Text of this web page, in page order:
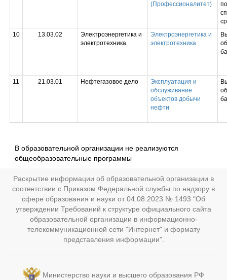
(Профессионалитет)
10
13.03.02
Электроэнергетика и
электротехника
Электроэнергетика и
электротехника
11 21.03.01 Нефтегазовое дело
Эксплуатация и
обслуживание
объектов добычи
нефти
В образовательной организации не реализуются
общеобразовательные программы
Раскрытие информации об образовательной организации в
соответствии с Приказом Федеральной службы по надзору в
сфере образования и науки от 04.08.2023 № 1493 "Об
утверждении Требований к структуре официального сайта
образовательной организации в информационно-
телекоммуникационной сети "Интернет" и формату
представления информации".
Министерство науки и высшего образования РФ